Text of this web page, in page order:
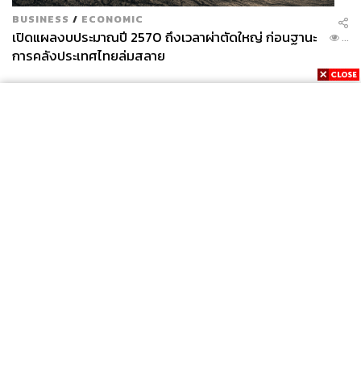
BUSINESS / ECONOMIC
เปิดแผลงบประมาณปี 2570 ถึงเวลาผ่าตัดใหญ่ ก่อนฐานะ
การคลังประเทศไทยล่มสลาย
...